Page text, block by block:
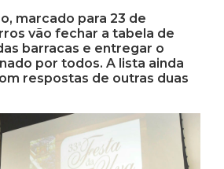
marcado para 23 de
vão fechar a tabela de
barracas e entregar o
por todos. A lista ainda
respostas de outras duas